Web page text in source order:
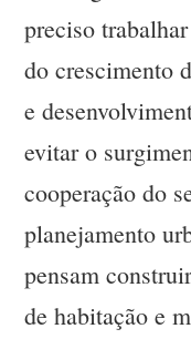
preciso
do crescimento
e
evitar o
cooperação do
planejamento
pensam
de habitação e